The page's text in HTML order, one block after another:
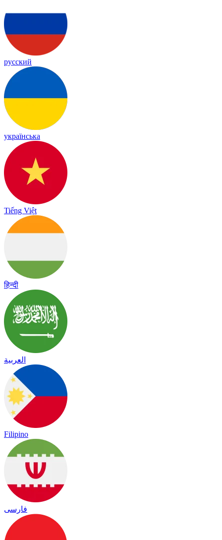
русский
українська
Tiếng Việt
हिन्दी
العربية
Filipino
فارسی